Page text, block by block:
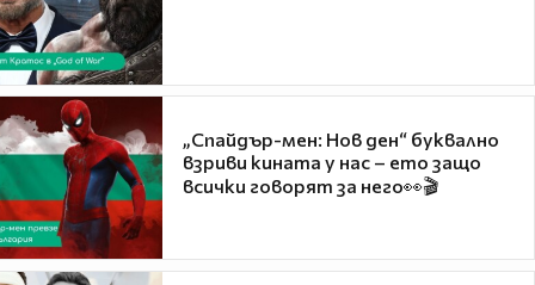
„Спайдър-мен: Нов ден“ буквално
взриви кината у нас – ето защо
всички говорят за него👀🎬